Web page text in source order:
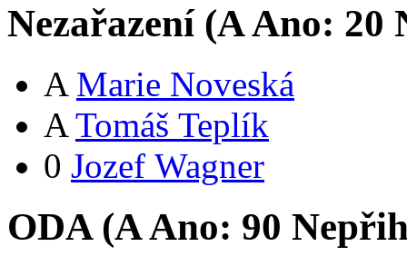
Nezařazení (AAno: 20
A Marie Noveská
A Tomáš Teplík
0 Jozef Wagner
ODA (AAno: 90